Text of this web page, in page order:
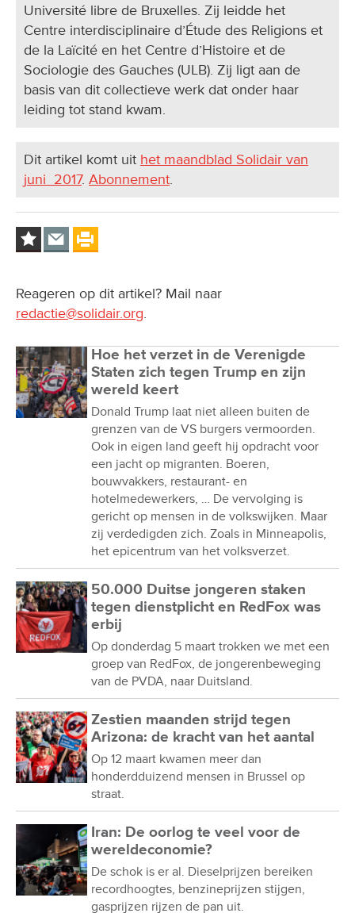
Université libre de Bruxelles. Zij leidde het
Centre interdisciplinaire d’Étude des Religions et
de la Laïcité en het Centre d’Histoire et de
Sociologie des Gauches (ULB). Zij ligt aan de
basis van dit collectieve werk dat onder haar
leiding tot stand kwam.
Dit artikel komt uit het maandblad Solidair van
juni 2017. Abonnement.
Reageren op dit artikel? Mail naar
redactie@solidair.org.
Hoe het verzet in de Verenigde
Staten zich tegen Trump en zijn
wereld keert
Donald Trump laat niet alleen buiten de
grenzen van de VS burgers vermoorden.
Ook in eigen land geeft hij opdracht voor
een jacht op migranten. Boeren,
bouwvakkers, restaurant- en
hotelmedewerkers, … De vervolging is
gericht op mensen in de volkswijken. Maar
zij verdedigden zich. Zoals in Minneapolis,
het epicentrum van het volksverzet.
50.000 Duitse jongeren staken
tegen dienstplicht en RedFox was
erbij
Op donderdag 5 maart trokken we met een
groep van RedFox, de jongerenbeweging
van de PVDA, naar Duitsland.
Zestien maanden strijd tegen
Arizona: de kracht van het aantal
Op 12 maart kwamen meer dan
honderdduizend mensen in Brussel op
straat.
Iran: De oorlog te veel voor de
wereldeconomie?
De schok is er al. Dieselprijzen bereiken
recordhoogtes, benzineprijzen stijgen,
gasprijzen rijzen de pan uit.